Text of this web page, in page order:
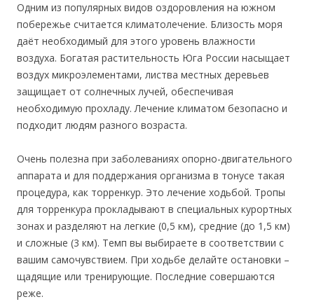
Одним из популярных видов оздоровления на южном
побережье считается климатолечение. Близость моря
даёт необходимый для этого уровень влажности
воздуха. Богатая растительность Юга России насыщает
воздух микроэлементами, листва местных деревьев
защищает от солнечных лучей, обеспечивая
необходимую прохладу. Лечение климатом безопасно и
подходит людям разного возраста.
Очень полезна при заболеваниях опорно-двигательного
аппарата и для поддержания организма в тонусе такая
процедура, как торренкур. Это лечение ходьбой. Тропы
для торренкура прокладывают в специальных курортных
зонах и разделяют на легкие (0,5 км), средние (до 1,5 км)
и сложные (3 км). Темп вы выбираете в соответствии с
вашим самочувствием. При ходьбе делайте остановки –
щадящие или тренирующие. Последние совершаются
реже.